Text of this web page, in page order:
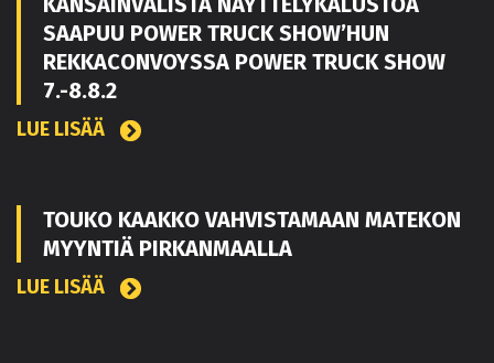
SAAPUU POWER TRUCK SHOW’HUN
REKKACONVOYSSA POWER TRUCK SHOW
7.-8.8.2
LUE LISÄÄ
TOUKO KAAKKO VAHVISTAMAAN MATEKON
MYYNTIÄ PIRKANMAALLA
LUE LISÄÄ